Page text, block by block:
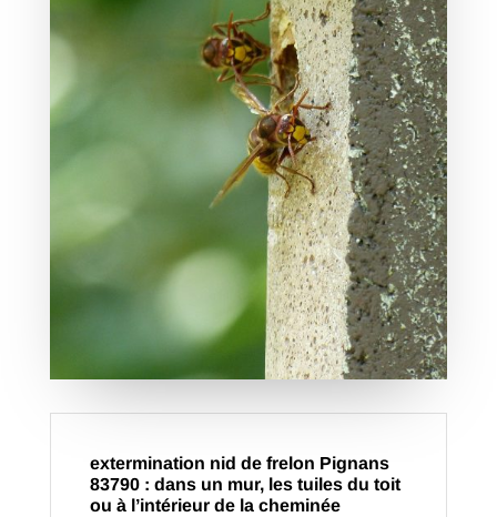
extermination nid de frelon Pignans
83790 : dans un mur, les tuiles du toit
ou à l’intérieur de la cheminée